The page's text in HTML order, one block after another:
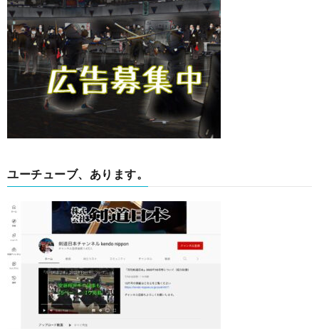
ユーチューブ、あります。